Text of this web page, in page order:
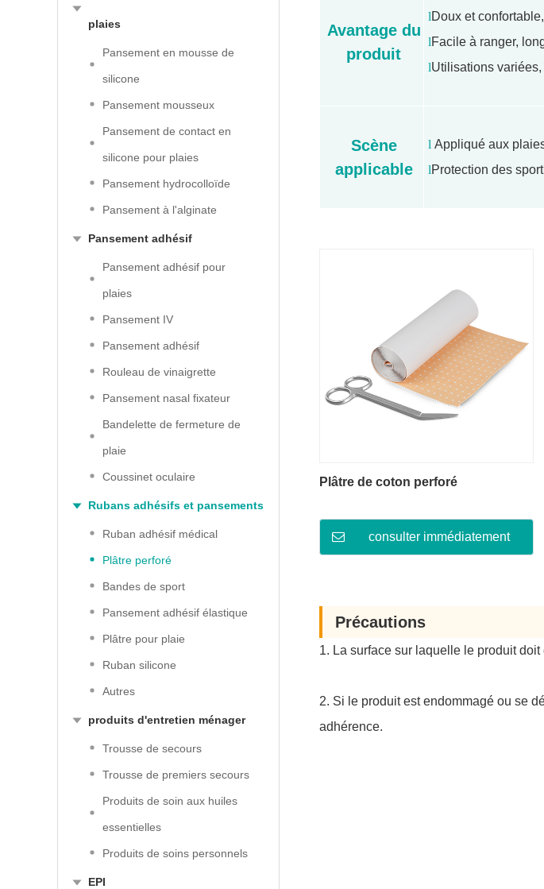
plaies
Pansement en mousse de
silicone
Pansement mousseux
Pansement de contact en
silicone pour plaies
Pansement hydrocolloïde
Pansement à l'alginate
Pansement adhésif
Pansement adhésif pour
plaies
Pansement IV
Pansement adhésif
Rouleau de vinaigrette
Pansement nasal fixateur
Bandelette de fermeture de
plaie
Coussinet oculaire
Rubans adhésifs et pansements
Ruban adhésif médical
Plâtre perforé
Bandes de sport
Pansement adhésif élastique
Plâtre pour plaie
Ruban silicone
Autres
produits d'entretien ménager
Trousse de secours
Trousse de premiers secours
Produits de soin aux huiles
essentielles
Produits de soins personnels
EPI
Avantage du
produit
lDoux et
lFacile à ranger,
lUtilisations
Scène
applicable
l Appliqué aux
lProtection des
Plâtre de coton perforé
consulter immédiatement
Précautions
1. La surface sur laquelle le produit
2. Si le produit est endommagé ou se
adhérence.